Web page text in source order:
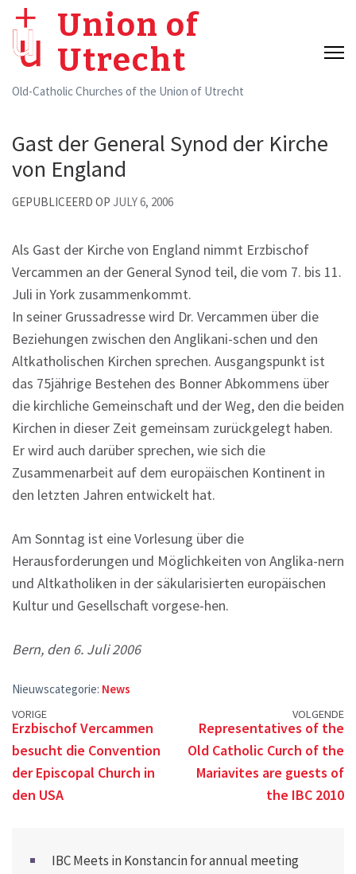
content
Enter)
Union of
Utrecht
Old-Catholic Churches of the Union of Utrecht
Gast der General Synod der Kirche
von England
GEPUBLICEERD OP JULY 6, 2006
Als Gast der Kirche von England nimmt Erzbischof
Vercammen an der General Synod teil, die vom 7. bis 11.
Juli in York zusammenkommt.
In seiner Grussadresse wird Dr. Vercammen über die
Beziehungen zwischen den Anglikani-schen und den
Altkatholischen Kirchen sprechen. Ausgangspunkt ist
das 75jährige Bestehen des Bonner Abkommens über
die kirchliche Gemeinschaft und der Weg, den die beiden
Kirchen in dieser Zeit gemeinsam zurückgelegt haben.
Er wird auch darüber sprechen, wie sich die
Zusammenarbeit auf dem europäischen Kontinent in
den letzten Jahren entwickelt hat.
Am Sonntag ist eine Vorlesung über die
Herausforderungen und Möglichkeiten von Anglika-nern
und Altkatholiken in der säkularisierten europäischen
Kultur und Gesellschaft vorgese-hen.
Bern, den 6. Juli 2006
Nieuwscategorie: News
Posts
navigation
VORIGE
Erzbischof Vercammen
besucht die Convention
der Episcopal Church in
den USA
VOLGENDE
Representatives of the
Old Catholic Curch of the
Mariavites are guests of
the IBC 2010
IBC Meets in Konstancin for annual meeting